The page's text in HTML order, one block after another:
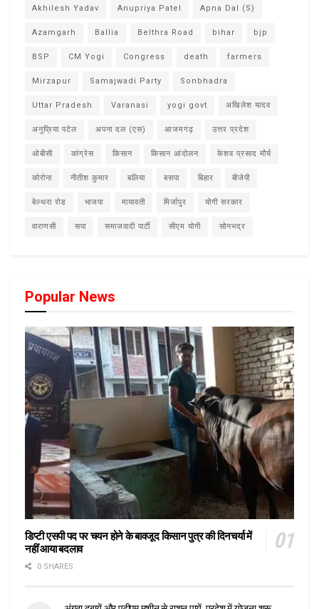
Akhilesh Yadav Anupriya Patel Apna Dal (S)
Azamgarh Ballia Belthra Road bihar bjp
BSP CM Yogi Congress death farmers
Mirzapur Samajwadi Party Sonbhadra
Uttar Pradesh Varanasi yogi govt अखिलेश यादव
अनुप्रिया पटेल अपना दल (एस) आजमगढ़ उत्तर प्रदेश
ओबीसी कांग्रेस किसान किसान आंदोलन केशव प्रसाद मौर्य
कोरोना नीतीश कुमार बलिया बसपा बिहार बीजेपी
बेल्थरा रोड भाजपा मायावती मिर्जापुर योगी सरकार
वाराणसी सपा समाजवादी पार्टी सीएम योगी सोनभद्र
Popular News
डिप्टी एसपी पद पर चयन होने के बावजूद किसान पुत्र की दिनचर्या में
नहीं आया बदलाव
0 SHARES